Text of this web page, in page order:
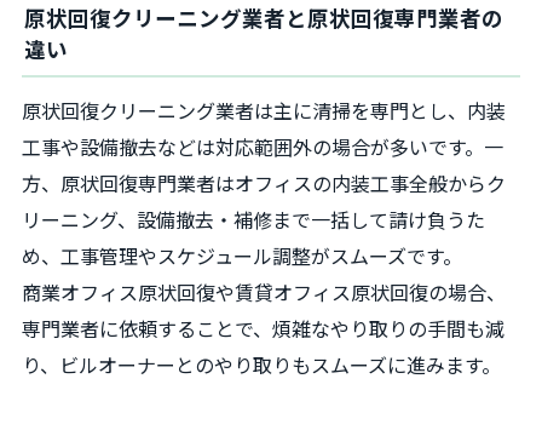
原状回復クリーニング業者と原状回復専門業者の
違い
原状回復クリーニング業者は主に清掃を専門とし、内装
工事や設備撤去などは対応範囲外の場合が多いです。一
方、原状回復専門業者はオフィスの内装工事全般からク
リーニング、設備撤去・補修まで一括して請け負うた
め、工事管理やスケジュール調整がスムーズです。
商業オフィス原状回復や賃貸オフィス原状回復の場合、
専門業者に依頼することで、煩雑なやり取りの手間も減
り、ビルオーナーとのやり取りもスムーズに進みます。